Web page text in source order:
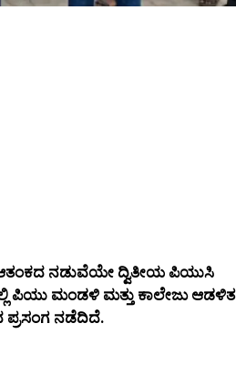
ಆತಂಕದ ನಡುವೆಯೇ ದ್ವಿತೀಯ ಪಿಯುಸಿ
ಪಿಯು ಮಂಡಳಿ ಮತ್ತು ಕಾಲೇಜು ಆಡಳಿತ
ಪ್ರಸಂಗ ನಡೆದಿದೆ.